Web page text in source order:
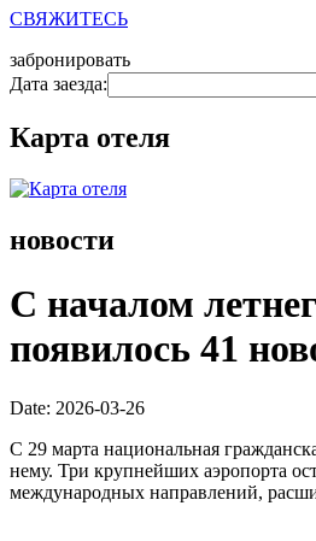
СВЯЖИТЕСЬ
забронировать
Дата заезда:
Карта отеля
новости
С началом
появилось 41
Date: 2026-03-26
С 29 марта национальная
нему. Три крупнейших аэропорта
международных направлений,